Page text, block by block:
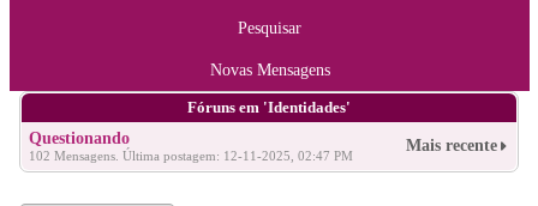
Pesquisar
Novas Mensagens
Fóruns em 'Identidades'
Questionando
102 Mensagens. Última postagem: 12-11-2025, 02:47 PM
Mais recente